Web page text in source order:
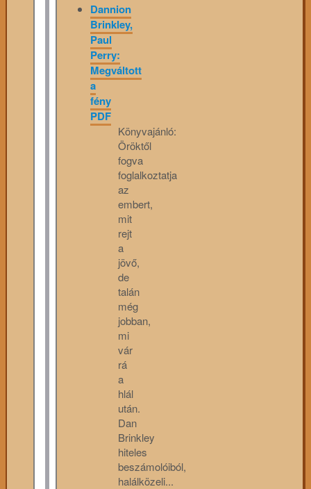
Dannion
Brinkley,
Paul
Perry:
Megváltott
a
fény
PDF
Könyvajánló:
Öröktől
fogva
foglalkoztatja
az
embert,
mit
rejt
a
jövő,
de
talán
még
jobban,
mi
vár
rá
a
hlál
után.
Dan
Brinkley
hiteles
beszámolóiból,
halálközeli...